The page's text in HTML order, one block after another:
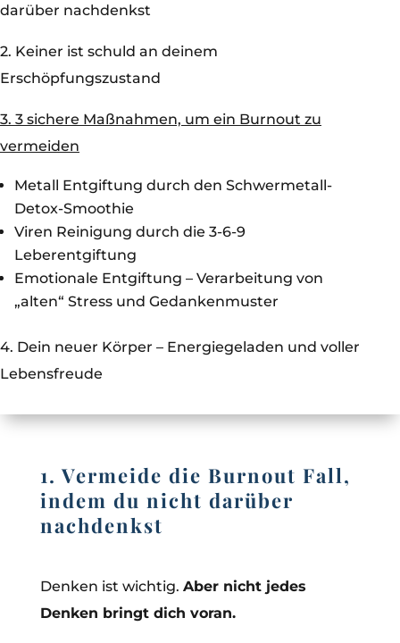
darüber nachdenkst
2. Keiner ist schuld an deinem
Erschöpfungszustand
3. 3 sichere Maßnahmen, um ein Burnout zu
vermeiden
Metall Entgiftung durch den Schwermetall-
Detox-Smoothie
Viren Reinigung durch die 3-6-9
Leberentgiftung
Emotionale Entgiftung – Verarbeitung von
„alten“ Stress und Gedankenmuster
4. Dein neuer Körper – Energiegeladen und voller
Lebensfreude
1. Vermeide die Burnout Fall,
indem du nicht darüber
nachdenkst
Denken ist wichtig. Aber nicht jedes
Denken bringt dich voran.